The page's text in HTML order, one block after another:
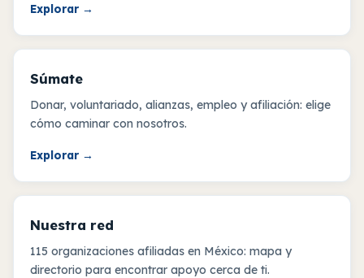
Explorar →
Súmate
Donar, voluntariado, alianzas, empleo y afiliación: elige
cómo caminar con nosotros.
Explorar →
Nuestra red
115 organizaciones afiliadas en México: mapa y
directorio para encontrar apoyo cerca de ti.